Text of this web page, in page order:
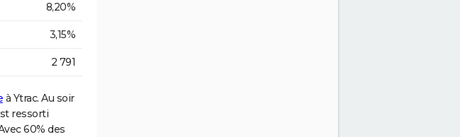
8,20%
3,15%
2 791
à Ytrac. Au soir
ressorti
60% des